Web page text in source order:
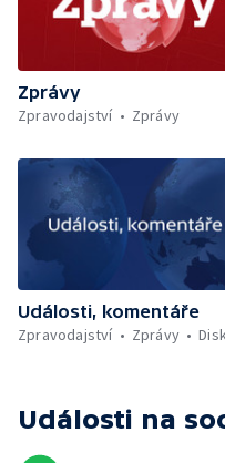
celé
Zprávy
Zpravodajství
Zprávy
Události, komentáře
Zpravodajství
Zprávy
Události na